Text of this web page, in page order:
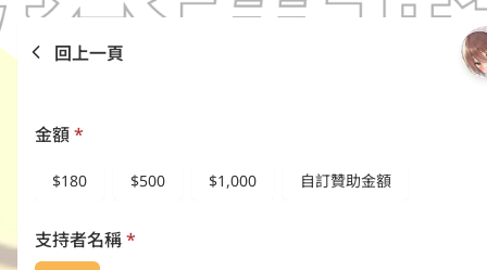
回上一頁
金額*
$180 $500 $1,000 自訂贊助金額
支持者名稱*